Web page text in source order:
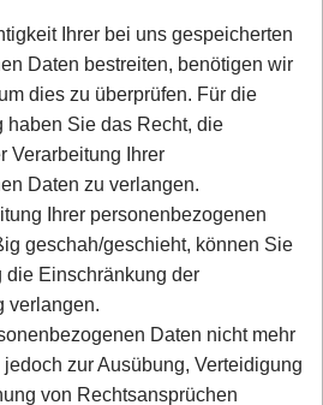
Ihrer bei uns gespeicherten
Daten bestreiten, benötigen wir
dies zu überprüfen. Für die
haben Sie das Recht, die
Verarbeitung Ihrer
Daten zu verlangen.
Ihrer personenbezogenen
geschah/geschieht, können Sie
die Einschränkung der
verlangen.
Daten nicht mehr
zur Ausübung, Verteidigung
von Rechtsansprüchen